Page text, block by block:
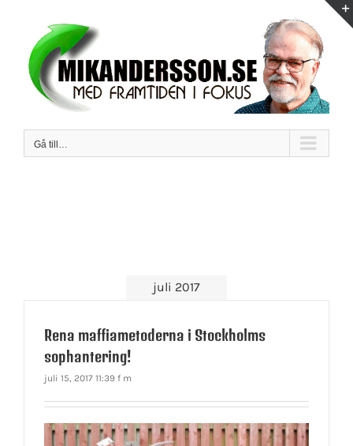
innehållet
Gå till…
juli 2017
Rena maffiametoderna i Stockholms
sophantering!
juli 15, 2017 11:39 f m